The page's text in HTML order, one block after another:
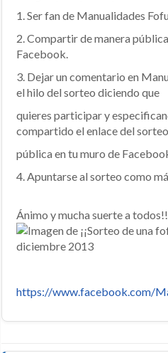
1. Ser fan de Manualidades
2. Compartir de manera
Facebook.
3. Dejar un comentario en
el hilo del sorteo diciendo que
quieres participar y
compartido el enlace del
pública en tu muro de
4. Apuntarse al sorteo como
Ánimo y mucha suerte a todos!!
https://www.facebook.com/